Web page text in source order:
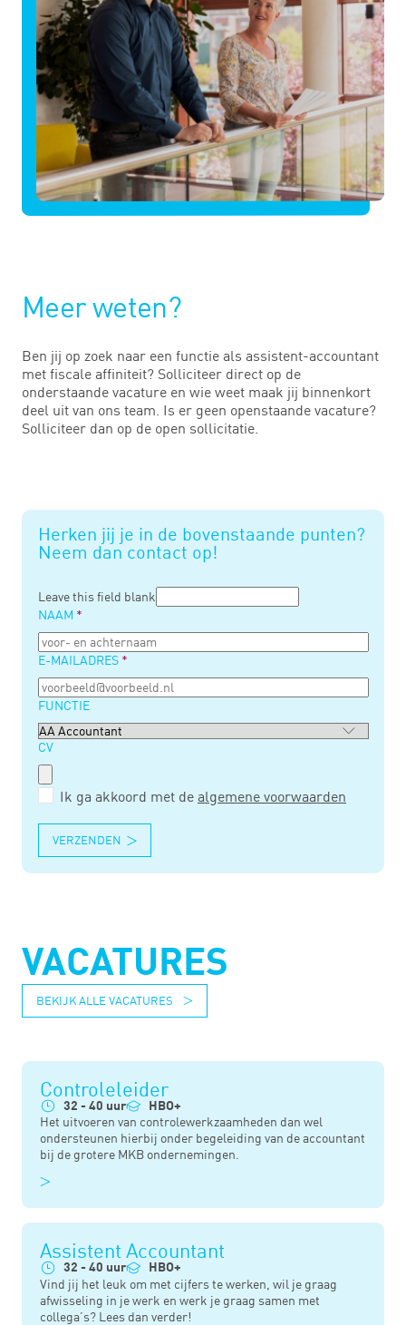
Meer weten?
Ben jij op zoek naar een functie als assistent-accountant
met fiscale affiniteit? Solliciteer direct op de
onderstaande vacature en wie weet maak jij binnenkort
deel uit van ons team. Is er geen openstaande vacature?
Solliciteer dan op de open sollicitatie.
Herken jij je in de bovenstaande punten?
Neem dan contact op!
Leave this field blank
NAAM
E-MAILADRES
FUNCTIE
CV
Ik ga akkoord met de algemene voorwaarden
VERZENDEN
VACATURES
BEKIJK ALLE VACATURES
Controleleider
32 - 40 uur HBO+
Het uitvoeren van controlewerkzaamheden dan wel
ondersteunen hierbij onder begeleiding van de accountant
bij de grotere MKB ondernemingen.
Assistent Accountant
32 - 40 uur HBO+
Vind jij het leuk om met cijfers te werken, wil je graag
afwisseling in je werk en werk je graag samen met
collega’s? Lees dan verder!